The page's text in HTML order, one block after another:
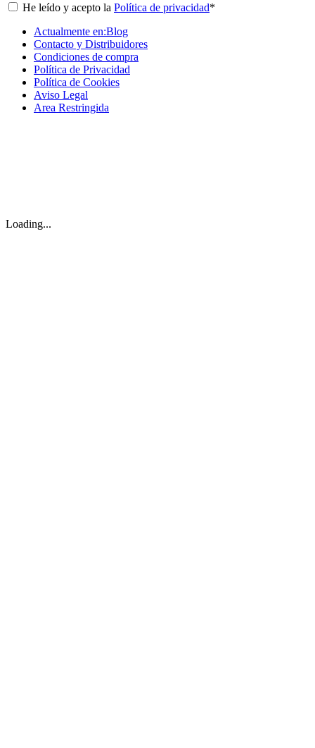
He leído y acepto la Política de privacidad*
Actualmente en:Blog
Contacto y Distribuidores
Condiciones de compra
Política de Privacidad
Política de Cookies
Aviso Legal
Area Restringida
Loading